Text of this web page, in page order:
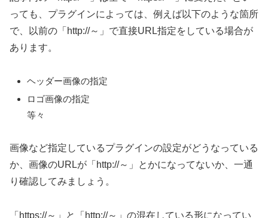
っても、プラグインによっては、例えば以下のような箇所
で、以前の「http://～」で直接URL指定をしている場合が
あります。
ヘッダー画像の指定
ロゴ画像の指定
等々
画像など指定しているプラグインの設定がどうなっている
か、画像のURLが「http://～」とかになってないか、一通
り確認してみましょう。
「https://～」と「http://～」の混在している形になってい